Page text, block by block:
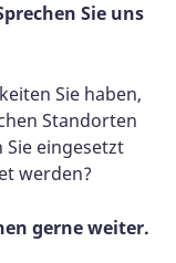
Sie uns
Sie haben,
Standorten
Sie eingesetzt
werden?
gerne weiter.